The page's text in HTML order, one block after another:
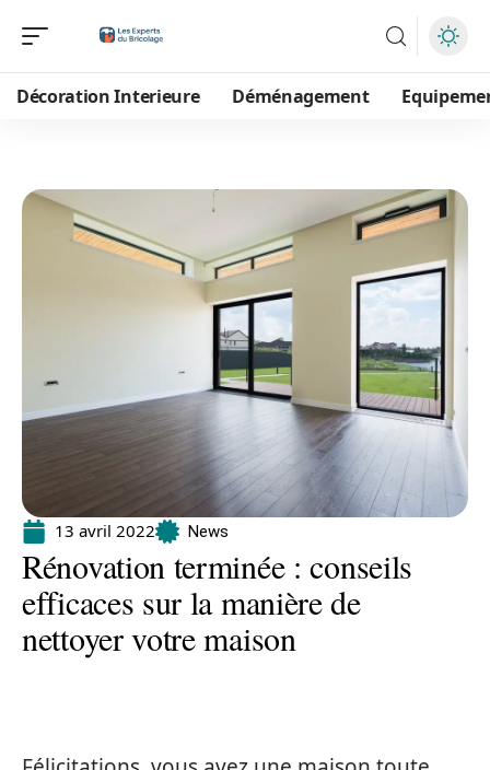
Décoration Interieure Déménagement
13 avril 2022 News
Rénovation terminée : conseils
efficaces sur la manière de
nettoyer votre maison